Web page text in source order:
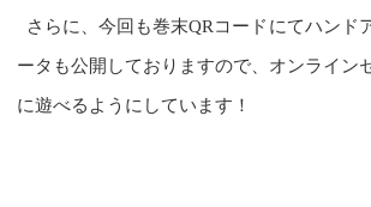
さらに、今回も巻末QRコードにてハンド
ータも公開しておりますので、オンライン
に遊べるようにしています！